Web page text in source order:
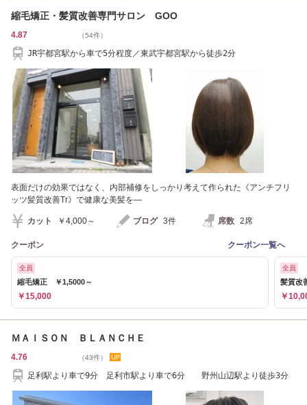
縮毛矯正・髪質改善専門サロン GOO
4.87 （54件）
JR宇都宮駅から車で5分程度／東武宇都宮駅から徒歩2分
表面だけの効果ではなく、内部補修をしっかり考えて作られた《アンチフリ
ッツ髪質改善Tr》で健康な美髪を―
カット ￥4,000～ ブログ 3件 席数 2席
クーポン クーポン一覧へ
全員
縮毛矯正 ￥1,5000～
￥15,000
全員
髪質改
￥
ＭＡＩＳＯＮ ＢＬＡＮＣＨＥ
4.76 （43件）
足利駅より車で9分 足利市駅より車で6分 野州山辺駅より徒歩3分